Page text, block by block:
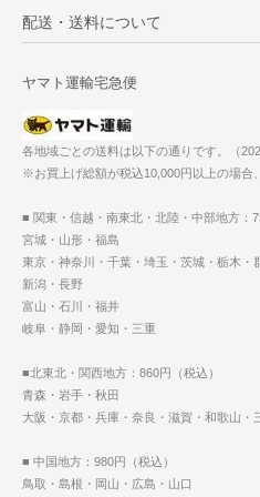
配送・送料について
ヤマト運輸宅急便
各地域ごとの送料は以下の通りです。（
※お買上げ総額が税込10,000円以上の場合
■ 関東・信越・南東北・北陸・中部地方：
宮城・山形・福島
東京・神奈川・千葉・埼玉・茨城・栃木・
新潟・長野
富山・石川・福井
岐阜・静岡・愛知・三重
■北東北・関西地方：860円（税込）
青森・岩手・秋田
大阪・京都・兵庫・奈良・滋賀・和歌山・
■ 中国地方：980円（税込）
鳥取・島根・岡山・広島・山口